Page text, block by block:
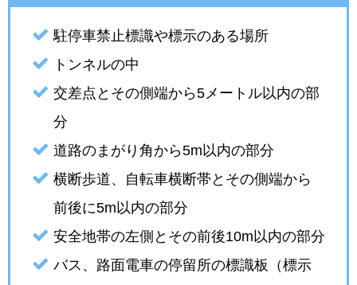
駐停車禁止標識や標示のある場所
トンネルの中
交差点とその側端から5メートル以内の部
分
道路のまがり角から5m以内の部分
横断歩道、自転車横断帯とその側端から
前後に5m以内の部分
安全地帯の左側とその前後10m以内の部分
バス、路面電車の停留所の標識板（標示